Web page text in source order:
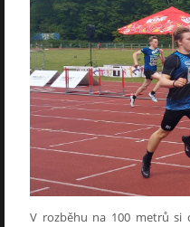
V rozběhu na 100 metrů si